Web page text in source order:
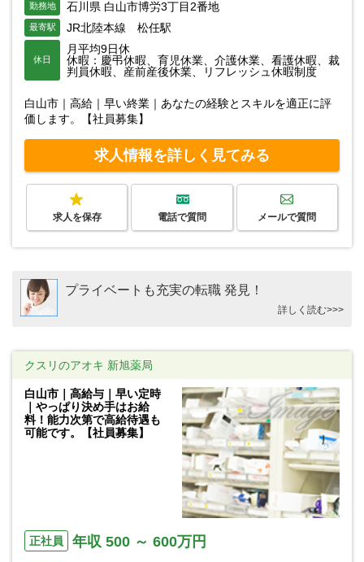
勤務地 石川県 白山市博労3丁目2番地
最寄駅 JR北陸本線 松任駅
休日
月平均9日休
休暇：慶弔休暇、育児休業、介護休業、看護休暇、裁
判員休暇、産前産後休業、リフレッシュ休暇制度
白山市｜高給｜早い終業｜あなたの経験とスキルを適正に評
価します。【社員募集】
求人情報を詳しく見てみる
求人を保存 電話で質問 メールで質問
プライベートも充実の転職 発見！
詳しく読む>>>
クスリのアオキ 新旭薬局
白山市｜高給与｜早い定時
｜やっぱり決め手はお給
料！能力次第で高給待遇も
可能です。【社員募集】
正社員 年収 500 ～ 600万円